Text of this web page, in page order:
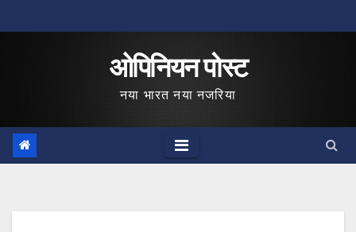
to
ओपिनियन पोस्ट
नया भारत नया नजरिया